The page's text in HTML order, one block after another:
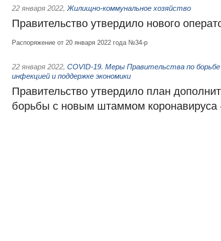
22 января 2022, Жилищно-коммунальное хозяйство
Правительство утвердило нового
Распоряжение от 20 января 2022 года №34-р
22 января 2022, COVID-19. Меры Правительства по борьбе
инфекцией и поддержке экономики
Правительство утвердило план
борьбы с новым штаммом коронавируса